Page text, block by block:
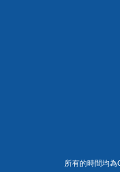
所有的時間均為